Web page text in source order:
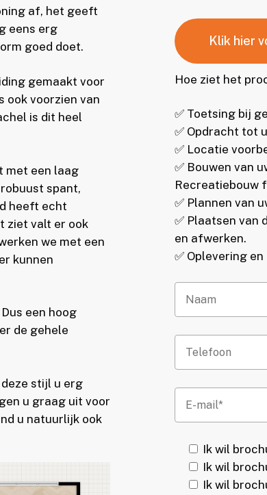
af, het geeft
eens erg
goed doet.
gemaakt voor
ook voorzien van
is dit heel
met een laag
spant,
heeft echt
ziet valt er ook
we met een
kunnen
een hoog
de gehele
stijl u erg
u graag uit voor
u natuurlijk ook
Klik hier
Hoe ziet het
✅ Toetsing bij
✅ Opdracht tot
✅ Locatie
✅ Bouwen van
Recreatiebouw
✅ Plannen van
✅ Plaatsen van
en afwerken.
✅ Oplevering
Ik wil
Ik wil
Ik wil